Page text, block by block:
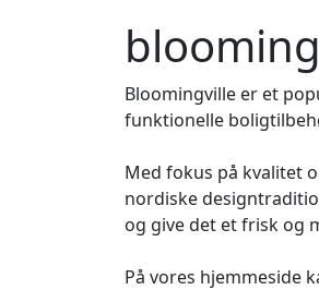
Bloomingville er et
funktionelle
Med fokus på kvalitet
nordiske
og give det et frisk og
På vores hjemmeside